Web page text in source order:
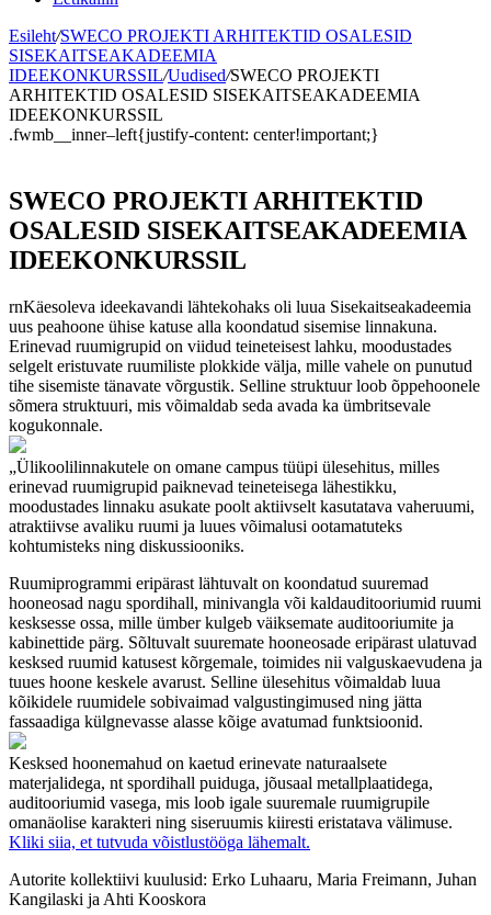
Esileht/SWECO PROJEKTI ARHITEKTID OSALESID
SISEKAITSEAKADEEMIA
IDEEKONKURSSIL/Uudised/SWECO PROJEKTI
ARHITEKTID OSALESID SISEKAITSEAKADEEMIA
IDEEKONKURSSIL
.fwmb__inner–left{justify-content: center!important;}
SWECO PROJEKTI ARHITEKTID
OSALESID SISEKAITSEAKADEEMIA
IDEEKONKURSSIL
rnKäesoleva ideekavandi lähtekohaks oli luua Sisekaitseakadeemia
uus peahoone ühise katuse alla koondatud sisemise linnakuna.
Erinevad ruumigrupid on viidud teineteisest lahku, moodustades
selgelt eristuvate ruumiliste plokkide välja, mille vahele on punutud
tihe sisemiste tänavate võrgustik. Selline struktuur loob õppehoonele
sõmera struktuuri, mis võimaldab seda avada ka ümbritsevale
kogukonnale.
„Ülikoolilinnakutele on omane campus tüüpi ülesehitus, milles
erinevad ruumigrupid paiknevad teineteisega lähestikku,
moodustades linnaku asukate poolt aktiivselt kasutatava vaheruumi,
atraktiivse avaliku ruumi ja luues võimalusi ootamatuteks
kohtumisteks ning diskussiooniks.
Ruumiprogrammi eripärast lähtuvalt on koondatud suuremad
hooneosad nagu spordihall, minivangla või kaldauditooriumid ruumi
kesksesse ossa, mille ümber kulgeb väiksemate auditooriumite ja
kabinettide pärg. Sõltuvalt suuremate hooneosade eripärast ulatuvad
kesksed ruumid katusest kõrgemale, toimides nii valguskaevudena ja
tuues hoone keskele avarust. Selline ülesehitus võimaldab luua
kõikidele ruumidele sobivaimad valgustingimused ning jätta
fassaadiga külgnevasse alasse kõige avatumad funktsioonid.
Kesksed hoonemahud on kaetud erinevate naturaalsete
materjalidega, nt spordihall puiduga, jõusaal metallplaatidega,
auditooriumid vasega, mis loob igale suuremale ruumigrupile
omanäolise karakteri ning siseruumis kiiresti eristatava välimuse.
Kliki siia, et tutvuda võistlustööga lähemalt.
Autorite kollektiivi kuulusid: Erko Luhaaru, Maria Freimann, Juhan
Kangilaski ja Ahti Kooskora